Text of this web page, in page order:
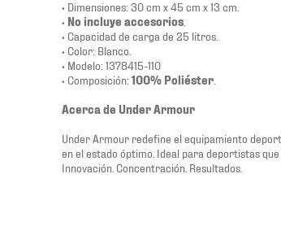
• Dimensiones: 30 cm x 45 cm x 13 cm.
• No incluye accesorios
• Capacidad de carga de 25 litros.
• Color: Blanco.
• Modelo: 1378415-110
• Composición: 100% Poliéster
Acerca de Under Armour
Under Armour redefine el equipamiento
en el estado óptimo. Ideal para deportistas
Innovación. Concentración. Resultados.